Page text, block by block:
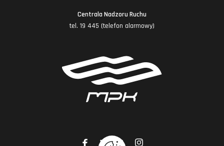
Centrala Nadzoru Ruchu
tel. 19 445 (telefon alarmowy)